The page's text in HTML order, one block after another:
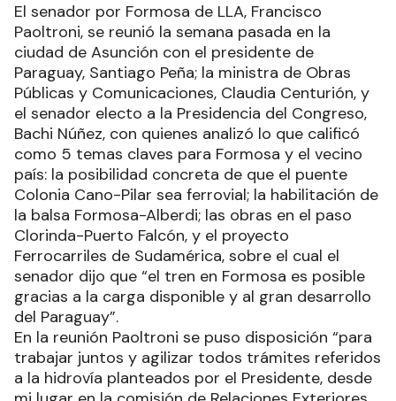
El senador por Formosa de LLA, Francisco
Paoltroni, se reunió la semana pasada en la
ciudad de Asunción con el presidente de
Paraguay, Santiago Peña; la ministra de Obras
Públicas y Comunicaciones, Claudia Centurión, y
el senador electo a la Presidencia del Congreso,
Bachi Núñez, con quienes analizó lo que calificó
como 5 temas claves para Formosa y el vecino
país: la posibilidad concreta de que el puente
Colonia Cano-Pilar sea ferrovial; la habilitación de
la balsa Formosa-Alberdi; las obras en el paso
Clorinda-Puerto Falcón, y el proyecto
Ferrocarriles de Sudamérica, sobre el cual el
senador dijo que “el tren en Formosa es posible
gracias a la carga disponible y al gran desarrollo
del Paraguay”.
En la reunión Paoltroni se puso disposición “para
trabajar juntos y agilizar todos trámites referidos
a la hidrovía planteados por el Presidente, desde